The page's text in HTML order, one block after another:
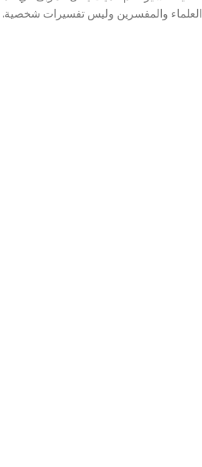
العلماء والمفسرين وليس تفسيرات شخصية.